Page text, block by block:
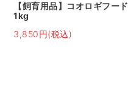
【飼育用品】コオロギフード
1kg
3,850円(税込)